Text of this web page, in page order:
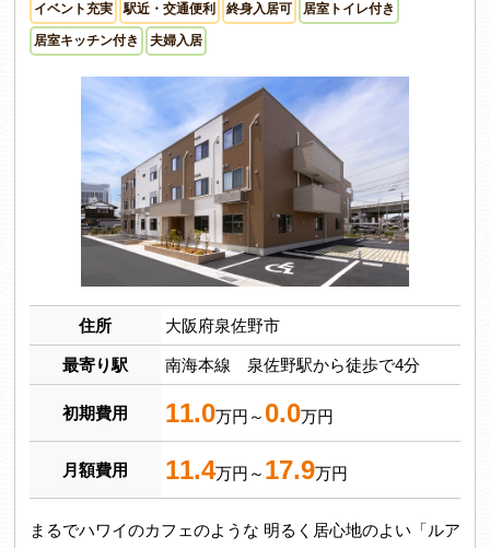
イベント充実 駅近・交通便利 終身入居可 居室トイレ付き
居室キッチン付き 夫婦入居
住所 大阪府泉佐野市
最寄り駅 南海本線 泉佐野駅から徒歩で4分
初期費用 11.0万円～ 0.0万円
月額費用 11.4万円～ 17.9万円
まるでハワイのカフェのような 明るく居心地のよい「ルア